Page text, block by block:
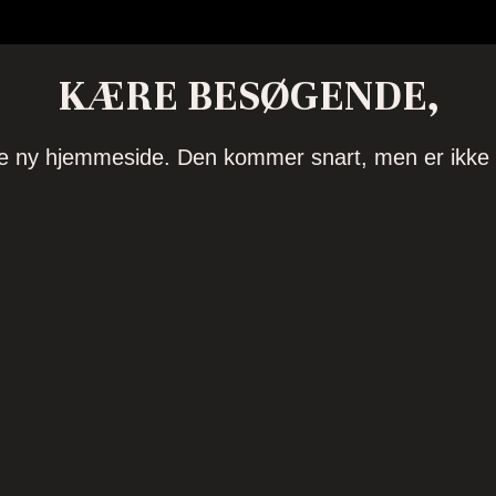
KÆRE BESØGENDE,
ny hjemmeside. Den kommer snart, men er ikke